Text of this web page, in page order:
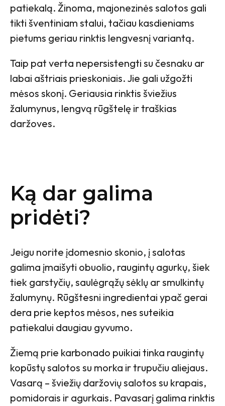
patiekalą. Žinoma, majonezinės salotos gali
tikti šventiniam stalui, tačiau kasdieniams
pietums geriau rinktis lengvesnį variantą.
Taip pat verta nepersistengti su česnaku ar
labai aštriais prieskoniais. Jie gali užgožti
mėsos skonį. Geriausia rinktis šviežius
žalumynus, lengvą rūgštelę ir traškias
daržoves.
Ką dar galima
pridėti?
Jeigu norite įdomesnio skonio, į salotas
galima įmaišyti obuolio, raugintų agurkų, šiek
tiek garstyčių, saulėgrąžų sėklų ar smulkintų
žalumynų. Rūgštesni ingredientai ypač gerai
dera prie keptos mėsos, nes suteikia
patiekalui daugiau gyvumo.
Žiemą prie karbonado puikiai tinka raugintų
kopūstų salotos su morka ir trupučiu aliejaus.
Vasarą – šviežių daržovių salotos su krapais,
pomidorais ir agurkais. Pavasarį galima rinktis